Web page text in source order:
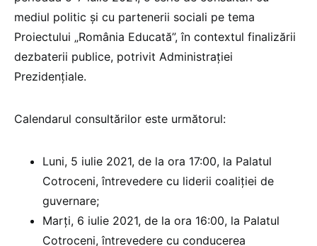
mediul politic și cu partenerii sociali pe tema
Proiectului „România Educată”, în contextul finalizării
dezbaterii publice, potrivit Administrației
Prezidențiale.
Calendarul consultărilor este următorul:
Luni, 5 iulie 2021, de la ora 17:00, la Palatul
Cotroceni, întrevedere cu liderii coaliției de
guvernare;
Marți, 6 iulie 2021, de la ora 16:00, la Palatul
Cotroceni, întrevedere cu conducerea